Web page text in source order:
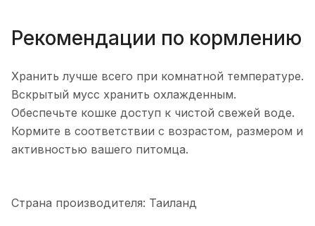
Рекомендации по кормлению
Хранить лучше всего при комнатной температуре.
Вскрытый мусс хранить охлажденным.
Обеспечьте кошке доступ к чистой свежей воде.
Кормите в соответствии с возрастом, размером и
активностью вашего питомца.
Страна производителя: Таиланд